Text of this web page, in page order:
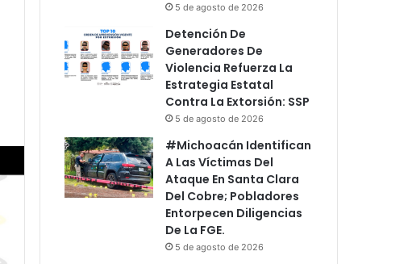
5 de agosto de 2026
Detención De
Generadores De
Violencia Refuerza La
Estrategia Estatal
Contra La Extorsión: SSP
5 de agosto de 2026
#Michoacán Identifican
A Las Víctimas Del
Ataque En Santa Clara
Del Cobre; Pobladores
Entorpecen Diligencias
De La FGE.
5 de agosto de 2026